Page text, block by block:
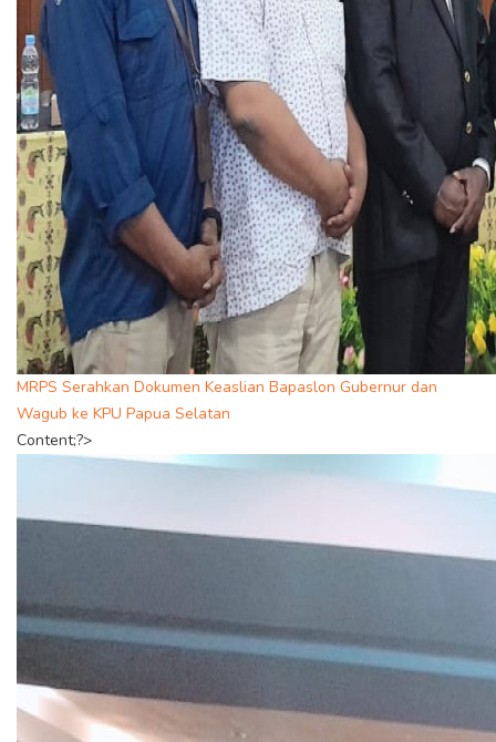
MRPS Serahkan Dokumen Keaslian Bapaslon Gubernur dan
Wagub ke KPU Papua Selatan
Content;?>